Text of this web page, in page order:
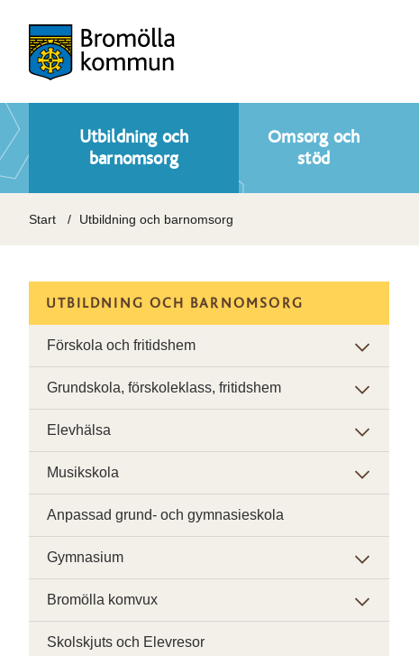
Utbildning och
barnomsorg
Omsorg och
stöd
Start Utbildning och barnomsorg
UTBILDNING OCH BARNOMSORG
Förskola och fritidshem
Grundskola, förskoleklass, fritidshem
Elevhälsa
Musikskola
Anpassad grund- och gymnasieskola
Gymnasium
Bromölla komvux
Skolskjuts och Elevresor